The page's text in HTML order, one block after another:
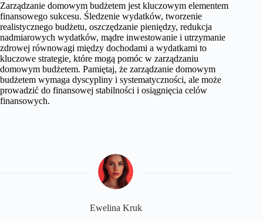
Zarządzanie domowym budżetem jest kluczowym elementem
finansowego sukcesu. Śledzenie wydatków, tworzenie
realistycznego budżetu, oszczędzanie pieniędzy, redukcja
nadmiarowych wydatków, mądre inwestowanie i utrzymanie
zdrowej równowagi między dochodami a wydatkami to
kluczowe strategie, które mogą pomóc w zarządzaniu
domowym budżetem. Pamiętaj, że zarządzanie domowym
budżetem wymaga dyscypliny i systematyczności, ale może
prowadzić do finansowej stabilności i osiągnięcia celów
finansowych.
Ewelina Kruk